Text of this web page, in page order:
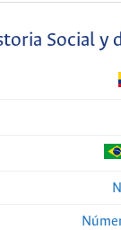
Social y